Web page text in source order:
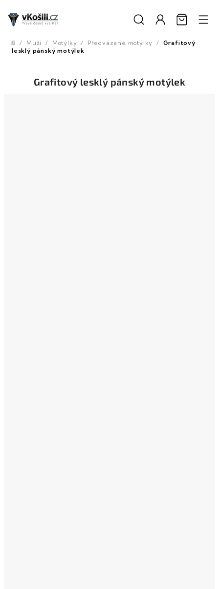
obsah
Domů
/ Muži / Motýlky / Předvázané motýlky / Grafitový
lesklý pánský motýlek
Grafitový lesklý pánský motýlek